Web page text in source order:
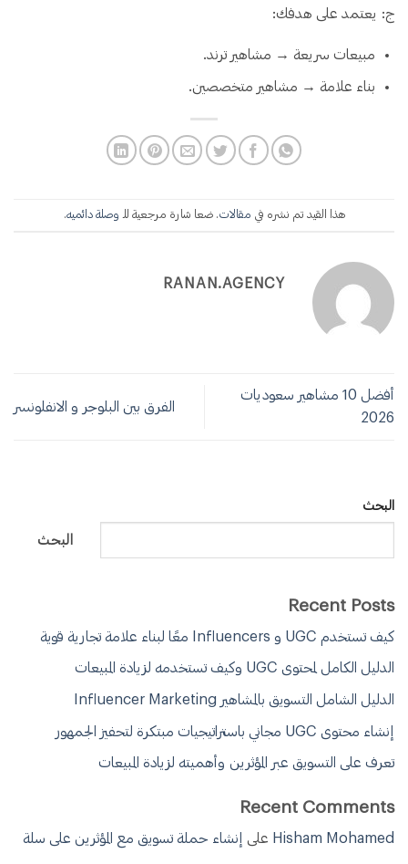
ج: يعتمد على هدفك:
مبيعات سريعة → مشاهير ترند.
بناء علامة → مشاهير متخصصين.
هذا القيد تم نشره في مقالات. ضعا شارة مرجعية للـ وصلة دائميه.
RANAN.AGENCY
أفضل 10 مشاهير سعوديات
2026
الفرق بين البلوجر و الانفلونسر
البحث
البحث
Recent Posts
كيف تستخدم UGC و Influencers معًا لبناء علامة تجارية قوية
الدليل الكامل لمحتوى UGC وكيف تستخدمه لزيادة المبيعات
الدليل الشامل التسويق بالمشاهير Influencer Marketing
إنشاء محتوى UGC مجاني باستراتيجيات مبتكرة لتحفيز الجمهور
تعرف على التسويق عبر المؤثرين وأهميته لزيادة المبيعات
Recent Comments
Hisham Mohamed على إنشاء حملة تسويق مع المؤثرين على سلة